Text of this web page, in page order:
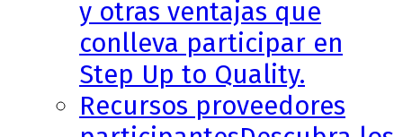
y otras ventajas que
conlleva participar en
Step Up to Quality.
Recursos proveedores